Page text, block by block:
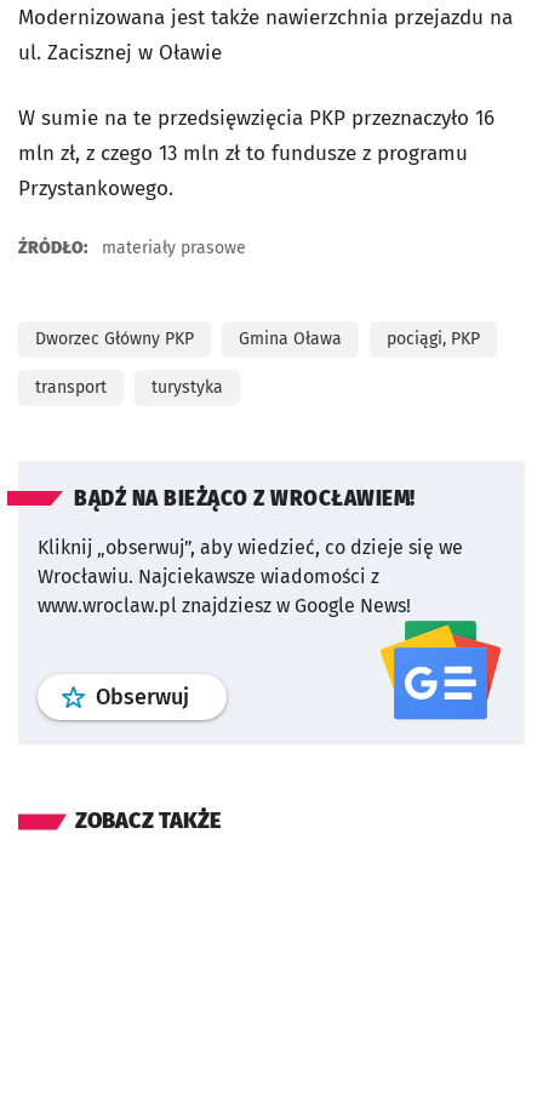
Modernizowana jest także nawierzchnia przejazdu na
ul. Zacisznej w Oławie
W sumie na te przedsięwzięcia PKP przeznaczyło 16
mln zł, z czego 13 mln zł to fundusze z programu
Przystankowego.
ŹRÓDŁO: materiały prasowe
Dworzec Główny PKP Gmina Oława pociągi, PKP
transport turystyka
BĄDŹ NA BIEŻĄCO Z WROCŁAWIEM!
Kliknij „obserwuj”, aby wiedzieć, co dzieje się we
Wrocławiu. Najciekawsze wiadomości z
www.wroclaw.pl znajdziesz w Google News!
Obserwuj profil serwisu
ZOBACZ TAKŻE